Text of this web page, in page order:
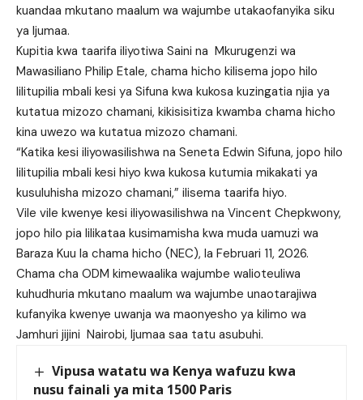
kuandaa mkutano maalum wa wajumbe utakaofanyika siku
ya Ijumaa.
Kupitia kwa taarifa iliyotiwa Saini na Mkurugenzi wa
Mawasiliano Philip Etale, chama hicho kilisema jopo hilo
lilitupilia mbali kesi ya Sifuna kwa kukosa kuzingatia njia ya
kutatua mizozo chamani, kikisisitiza kwamba chama hicho
kina uwezo wa kutatua mizozo chamani.
“Katika kesi iliyowasilishwa na Seneta Edwin Sifuna, jopo hilo
lilitupilia mbali kesi hiyo kwa kukosa kutumia mikakati ya
kusuluhisha mizozo chamani,” ilisema taarifa hiyo.
Vile vile kwenye kesi iliyowasilishwa na Vincent Chepkwony,
jopo hilo pia lilikataa kusimamisha kwa muda uamuzi wa
Baraza Kuu la chama hicho (NEC), la Februari 11, 2026.
Chama cha ODM kimewaalika wajumbe walioteuliwa
kuhudhuria mkutano maalum wa wajumbe unaotarajiwa
kufanyika kwenye uwanja wa maonyesho ya kilimo wa
Jamhuri jijini Nairobi, Ijumaa saa tatu asubuhi.
Vipusa watatu wa Kenya wafuzu kwa
nusu fainali ya mita 1500 Paris